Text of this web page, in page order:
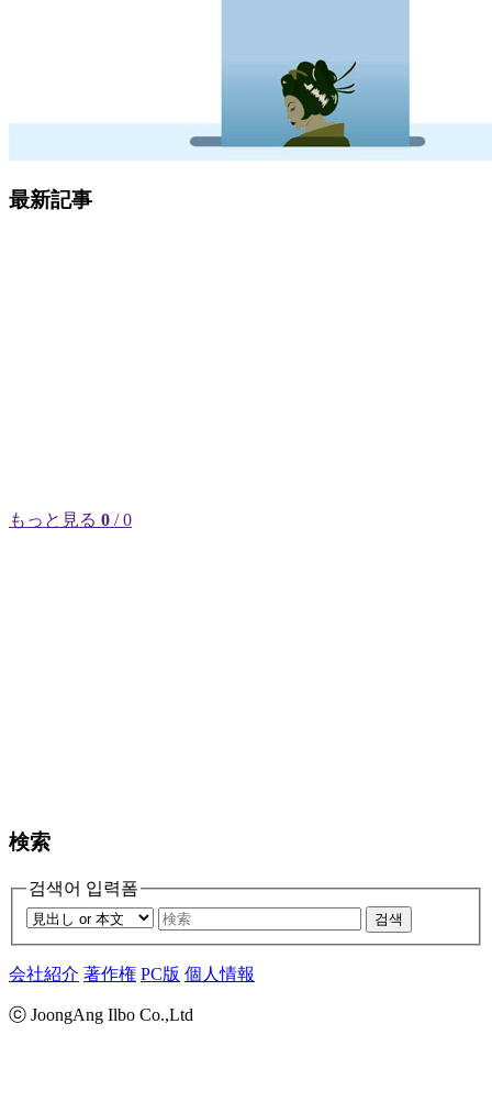
最新記事
もっと見る 0 / 0
検索
검색어 입력폼
검색
会社紹介 著作権 PC版 個人情報
ⓒ JoongAng Ilbo Co.,Ltd